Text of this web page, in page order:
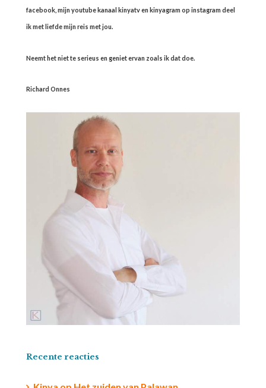
facebook, mijn youtube kanaal kinyatv en kinyagram op instagram deel
ik met liefde mijn reis met jou.
Neemt het niet te serieus en geniet ervan zoals ik dat doe.
Richard Onnes
Recente reacties